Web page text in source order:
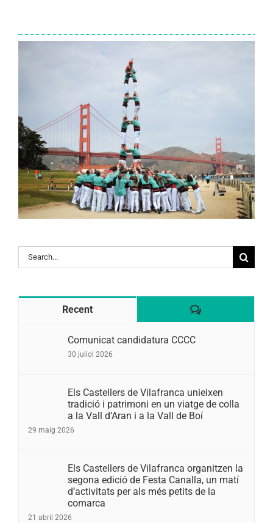
Search
for:
Recent Comentaris
Comunicat candidatura CCCC
30 juliol 2026
Els Castellers de Vilafranca unieixen
tradició i patrimoni en un viatge de colla
a la Vall d’Aran i a la Vall de Boí
29 maig 2026
Els Castellers de Vilafranca organitzen la
segona edició de Festa Canalla, un matí
d’activitats per als més petits de la
comarca
21 abril 2026